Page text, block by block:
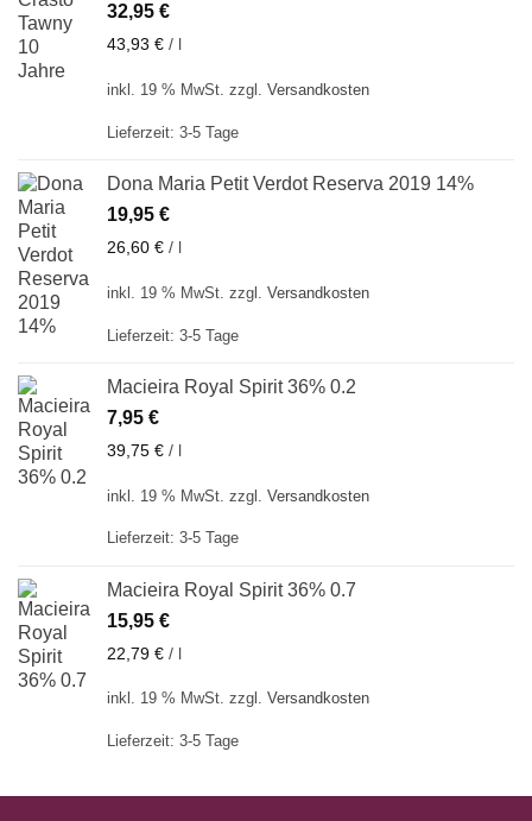
32,95 €
43,93 € / l
inkl. 19 % MwSt. zzgl. Versandkosten
Lieferzeit: 3-5 Tage
Dona Maria Petit Verdot Reserva 2019 14%
19,95 €
26,60 € / l
inkl. 19 % MwSt. zzgl. Versandkosten
Lieferzeit: 3-5 Tage
Macieira Royal Spirit 36% 0.2
7,95 €
39,75 € / l
inkl. 19 % MwSt. zzgl. Versandkosten
Lieferzeit: 3-5 Tage
Macieira Royal Spirit 36% 0.7
15,95 €
22,79 € / l
inkl. 19 % MwSt. zzgl. Versandkosten
Lieferzeit: 3-5 Tage